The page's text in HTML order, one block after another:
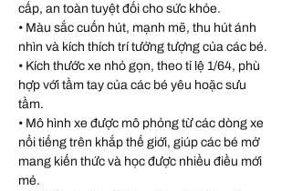
cấp, an toàn tuyệt đối cho sức khỏe.
• Màu sắc cuốn hút, mạnh mẽ, thu hút ánh
nhìn và kích thích trí tưởng tượng của các bé.
• Kích thước xe nhỏ gọn, theo tỉ lệ 1/64, phù
hợp với tầm tay của các bé yêu hoặc sưu
tầm.
• Mô hình xe được mô phỏng từ các dòng xe
nổi tiếng trên khắp thế giới, giúp các bé mở
mang kiến thức và học được nhiều điều mới
mẻ.